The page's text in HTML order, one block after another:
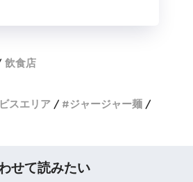
飲食店
スエリア
ジャージャー麺
せて読みたい